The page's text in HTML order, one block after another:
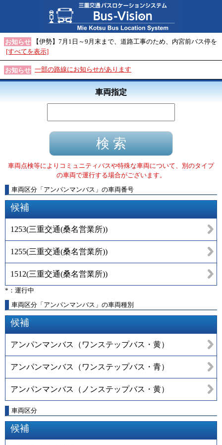
お知らせ
【伊勢】7月1日～9月末まで、道路工事のため、内宮前バス停を
[すべてを表示]
お知らせ 一部の路線にお知らせがあります
車両指定
車両点検等によりコミュニティバスや特殊な車両について、別のタイプ
の車両で運行する場合がございます。
車両区分 「 アンパンマンバス 」 の車両番号
候補
1253(三重交通(桑名営業所))
1255(三重交通(桑名営業所))
1512(三重交通(桑名営業所))
*：運行中
車両区分「アンパンマンバス」の車両種別
候補
アンパンマンバス（ワンステップバス・黄）
アンパンマンバス（ワンステップバス・青）
アンパンマンバス（ノンステップバス・黄）
車両区分
候補